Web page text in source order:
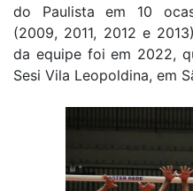
do Paulista em 10
(2009, 2011, 2012 e
da equipe foi em 2022,
Sesi Vila Leopoldina, em